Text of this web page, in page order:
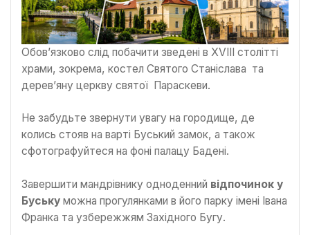
Обов’язково слід побачити зведені в XVIII столітті
храми, зокрема, костел Святого Станіслава та
дерев’яну церкву святої Параскеви.
Не забудьте звернути увагу на городище, де
колись стояв на варті Буський замок, а також
сфотографуйтеся на фоні палацу Бадені.
Завершити мандрівнику одноденний відпочинок у
Буську можна прогулянками в його парку імені Івана
Франка та узбережжям Західного Бугу.